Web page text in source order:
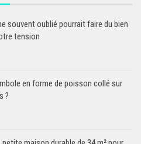
souvent oublié pourrait faire du bien
tension
en forme de poisson collé sur
?